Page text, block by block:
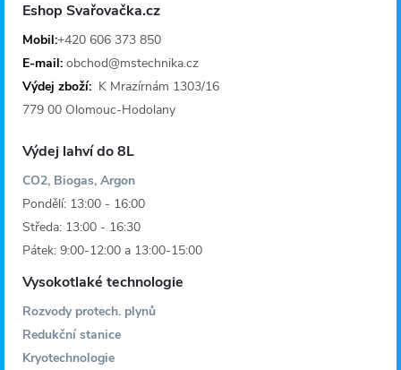
Eshop Svařovačka.cz
Mobil:+420 606 373 850
E-mail: obchod@mstechnika.cz
Výdej zboží: K Mrazírnám 1303/16
779 00 Olomouc-Hodolany
Výdej lahví do 8L
CO2, Biogas, Argon
Pondělí: 13:00 - 16:00
Středa: 13:00 - 16:30
Pátek: 9:00-12:00 a 13:00-15:00
Vysokotlaké technologie
Rozvody protech. plynů
Redukční stanice
Kryotechnologie